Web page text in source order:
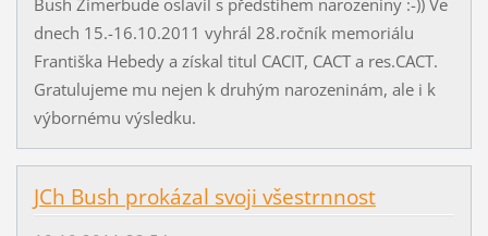
Bush Zimerbude oslavil s předstihem narozeniny :-)) Ve
dnech 15.-16.10.2011 vyhrál 28.ročník memoriálu
Františka Hebedy a získal titul CACIT, CACT a res.CACT.
Gratulujeme mu nejen k druhým narozeninám, ale i k
výbornému výsledku.
JCh Bush prokázal svoji všestrnnost